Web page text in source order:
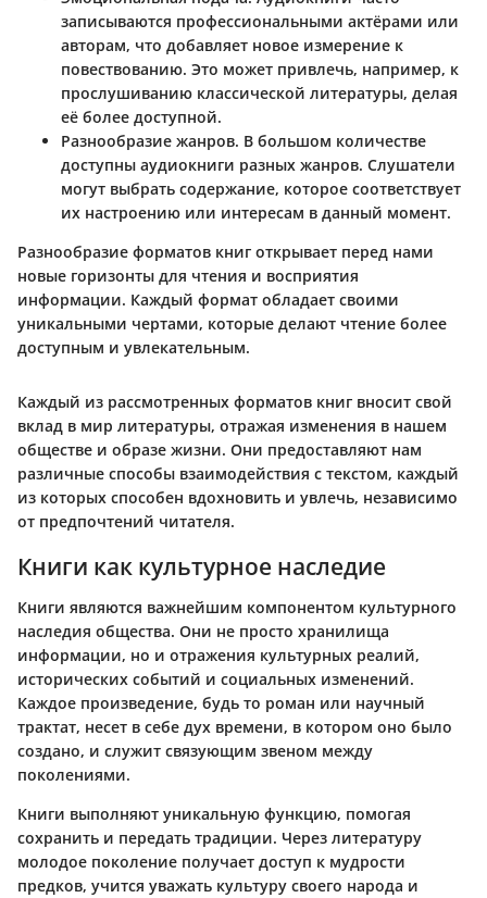
записываются профессиональными актёрами или
авторам, что добавляет новое измерение к
повествованию. Это может привлечь, например, к
прослушиванию классической литературы, делая
её более доступной.
Разнообразие жанров. В большом количестве
доступны аудиокниги разных жанров. Слушатели
могут выбрать содержание, которое соответствует
их настроению или интересам в данный момент.
Разнообразие форматов книг открывает перед нами
новые горизонты для чтения и восприятия
информации. Каждый формат обладает своими
уникальными чертами, которые делают чтение более
доступным и увлекательным.
Каждый из рассмотренных форматов книг вносит свой
вклад в мир литературы, отражая изменения в нашем
обществе и образе жизни. Они предоставляют нам
различные способы взаимодействия с текстом, каждый
из которых способен вдохновить и увлечь, независимо
от предпочтений читателя.
Книги как культурное наследие
Книги являются важнейшим компонентом культурного
наследия общества. Они не просто хранилища
информации, но и отражения культурных реалий,
исторических событий и социальных изменений.
Каждое произведение, будь то роман или научный
трактат, несет в себе дух времени, в котором оно было
создано, и служит связующим звеном между
поколениями.
Книги выполняют уникальную функцию, помогая
сохранить и передать традиции. Через литературу
молодое поколение получает доступ к мудрости
предков, учится уважать культуру своего народа и